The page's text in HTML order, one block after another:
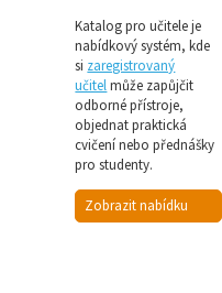
Katalog pro učitele je
nabídkový systém, kde
si zaregistrovaný
učitelmůže zapůjčit
odborné přístroje,
objednat praktická
cvičení nebo přednášky
pro studenty.
Zobrazit nabídku